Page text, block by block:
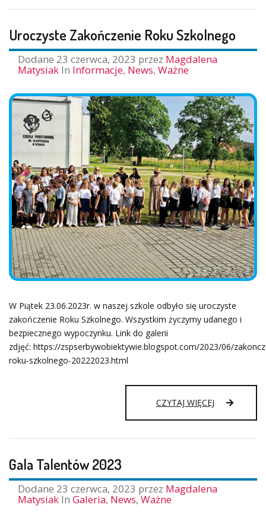
Uroczyste Zakończenie Roku Szkolnego
Dodane 23 czerwca, 2023 przez Magdalena
Matysiak In Informacje, News, Ważne
W Piątek 23.06.2023r. w naszej szkole odbyło się uroczyste
zakończenie Roku Szkolnego. Wszystkim życzymy udanego i
bezpiecznego wypoczynku. Link do galerii
zdjęć: https://zspserbywobiektywie.blogspot.com/2023/06/
roku-szkolnego-20222023.html
CZYTAJ WIĘCEJ UROCZYSTE
SZKOLNEGO
Gala Talentów 2023
Dodane 23 czerwca, 2023 przez Magdalena
Matysiak In Galeria, News,Ważne